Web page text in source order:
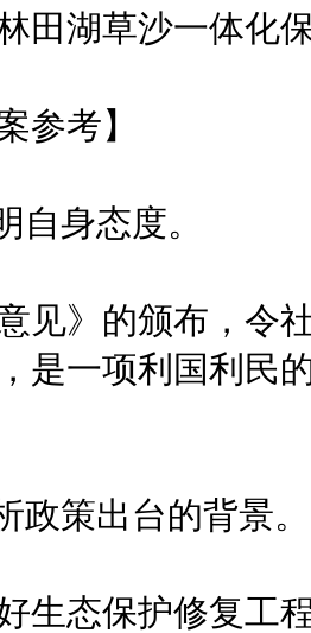
田湖草沙一体化
考】
身态度。
》的颁布，令社
是一项利国利民
策出台的背景。
态保护修复工程